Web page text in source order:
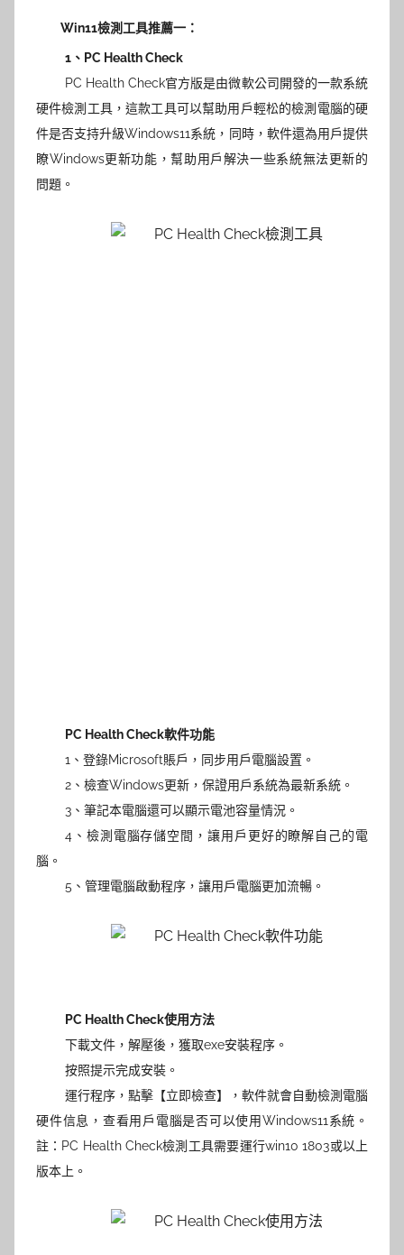
Win11檢測工具推薦一：
1、 PC Health Check
PC Health Check官方版是由微軟公司開發的一款系統
硬件檢測工具，這款工具可以幫助用戶輕松的檢測電腦的硬
件是否支持升級Windows11系統，同時，軟件還為用戶提供
瞭Windows更新功能，幫助用戶解決一些系統無法更新的
問題。
PC Health Check軟件功能
1、登錄Microsoft賬戶，同步用戶電腦設置。
2、檢查Windows更新，保證用戶系統為最新系統。
3、 筆記本電腦還可以顯示電池容量情況。
4、檢測電腦存儲空間，讓用戶更好的瞭解自己的電
腦。
5、管理電腦啟動程序，讓用戶電腦更加流暢。
PC Health Check使用方法
下載文件，解壓後，獲取exe安裝程序。
按照提示完成安裝。
運行程序，點擊【立即檢查】，軟件就會自動檢測電腦
硬件信息，查看用戶電腦是否可以使用Windows11系統。
註：PC Health Check檢測工具需要運行win10 1803或以上
版本上。